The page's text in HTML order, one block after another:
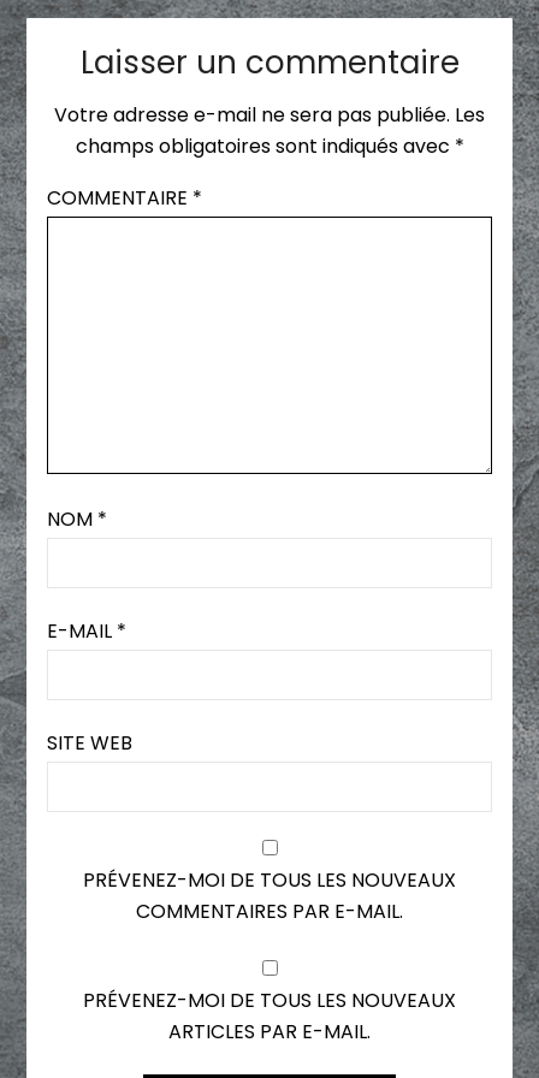
Laisser un commentaire
Votre adresse e-mail ne sera pas publiée. Les
champs obligatoires sont indiqués avec *
COMMENTAIRE *
NOM *
E-MAIL *
SITE WEB
PRÉVENEZ-MOI DE TOUS LES NOUVEAUX
COMMENTAIRES PAR E-MAIL.
PRÉVENEZ-MOI DE TOUS LES NOUVEAUX
ARTICLES PAR E-MAIL.